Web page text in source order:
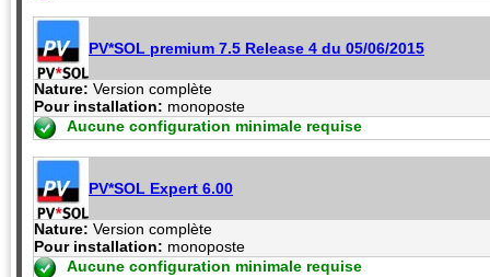
PV*SOL premium 7.5 Release 4 du 05/06/2015
Nature: Version complète
Pour installation: monoposte
Aucune configuration minimale requise
PV*SOL Expert 6.00
Nature: Version complète
Pour installation: monoposte
Aucune configuration minimale requise